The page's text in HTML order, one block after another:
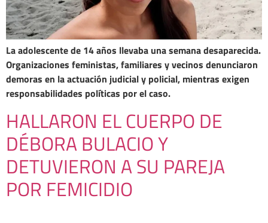
La adolescente de 14 años llevaba una semana desaparecida.
Organizaciones feministas, familiares y vecinos denunciaron
demoras en la actuación judicial y policial, mientras exigen
responsabilidades políticas por el caso.
HALLARON EL CUERPO DE
DÉBORA BULACIO Y
DETUVIERON A SU PAREJA
POR FEMICIDIO